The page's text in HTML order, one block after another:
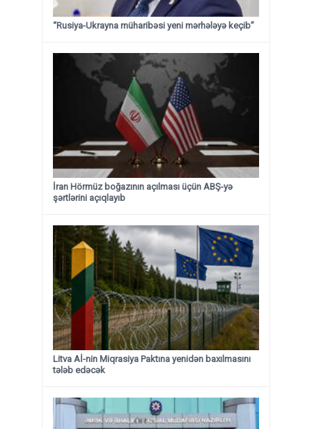
“Rusiya-Ukrayna müharibəsi yeni mərhələyə keçib”
İran Hörmüz boğazının açılması üçün ABŞ-yə
şərtlərini açıqlayıb
Litva Aİ-nin Miqrasiya Paktına yenidən baxılmasını
tələb edəcək